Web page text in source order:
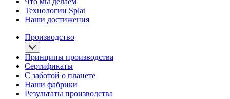
Технологии Splat
Наши достижения
Производство
Принципы производства
Сертификаты
С заботой о планете
Наши фабрики
Результаты производства